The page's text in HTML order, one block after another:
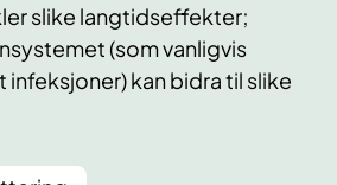
slike langtidseffekter;
(som vanligvis
kan bidra til slike